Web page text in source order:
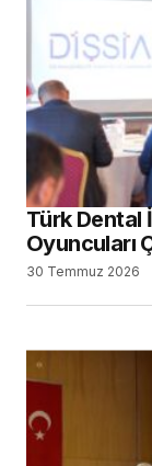
Türk Dental
Oyuncuları
30 Temmuz 2026